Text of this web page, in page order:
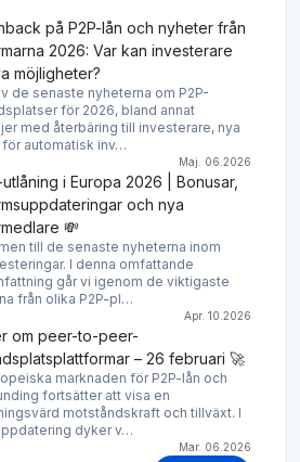
på P2P-lån och nyheter från
2026: Var kan investerare
möjligheter?
de senaste nyheterna om P2P-
för 2026, bland annat
med återbäring till investerare, nya
automatisk inv…
Maj. 06.2026
utlåning i Europa 2026 | Bonusar,
och nya
💸
till de senaste nyheterna inom
I denna omfattande
går vi igenom de viktigaste
från olika P2P-pl…
Apr. 10.2026
om peer-to-peer-
– 26 februari 🚀
marknaden för P2P-lån och
fortsätter att visa en
motståndskraft och tillväxt. I
dyker v…
Mar. 06.2026